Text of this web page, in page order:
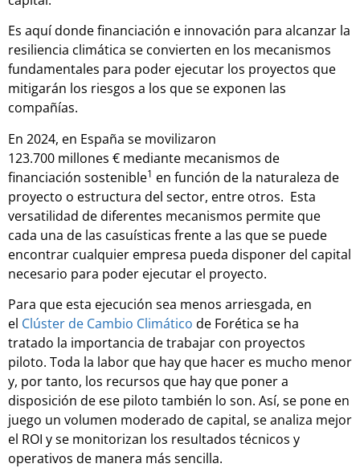
Es aquí donde financiación e innovación para alcanzar la
resiliencia climática se convierten en los mecanismos
fundamentales para poder ejecutar los proyectos que
mitigarán los riesgos a los que se exponen las
compañías.
En 2024, en España se movilizaron
123.700 millones € mediante mecanismos de
financiación sostenible1 en función de la naturaleza de
proyecto o estructura del sector, entre otros. Esta
versatilidad de diferentes mecanismos permite que
cada una de las casuísticas frente a las que se puede
encontrar cualquier empresa pueda disponer del capital
necesario para poder ejecutar el proyecto.
Para que esta ejecución sea menos arriesgada, en
el Clúster de Cambio Climático de Forética se ha
tratado la importancia de trabajar con proyectos
piloto. Toda la labor que hay que hacer es mucho menor
y, por tanto, los recursos que hay que poner a
disposición de ese piloto también lo son. Así, se pone en
juego un volumen moderado de capital, se analiza mejor
el ROI y se monitorizan los resultados técnicos y
operativos de manera más sencilla.